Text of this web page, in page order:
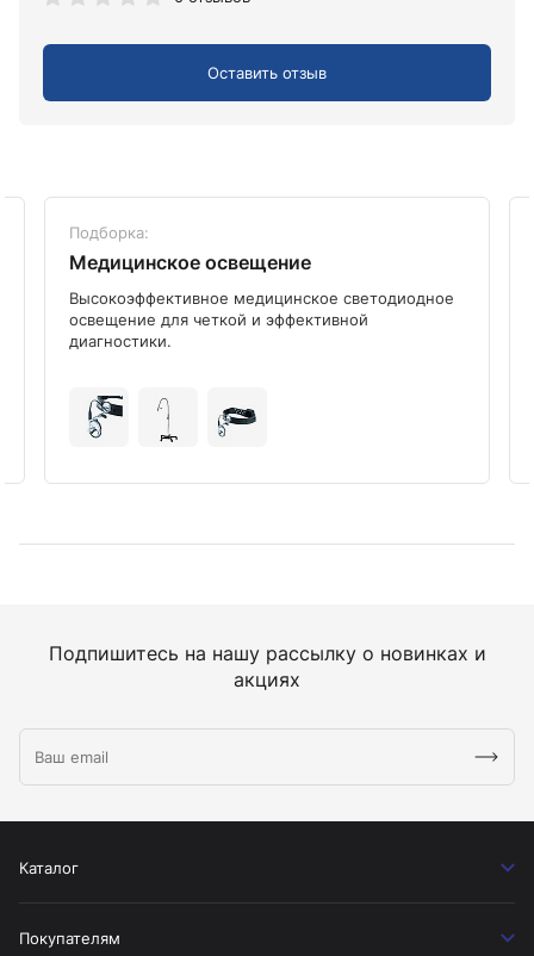
Оставить отзыв
Подборка:
Медицинское освещение
Высокоэффективное медицинское светодиодное
освещение для четкой и эффективной
диагностики.
Подпишитесь на нашу рассылку о новинках и
акциях
Каталог
Покупателям